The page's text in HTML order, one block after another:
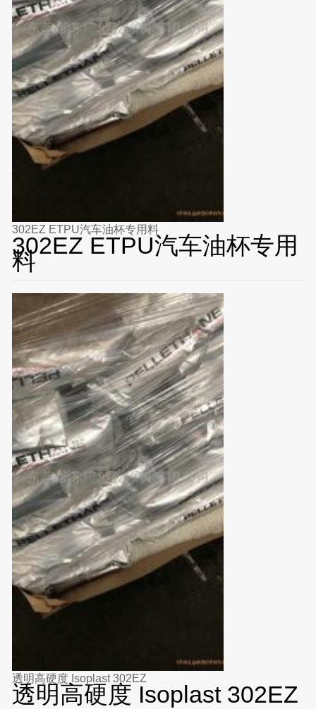
302EZ ETPU汽车油杯专用料
302EZ ETPU汽车油杯专用
料
透明高硬度 Isoplast 302EZ
透明高硬度 Isoplast 302EZ